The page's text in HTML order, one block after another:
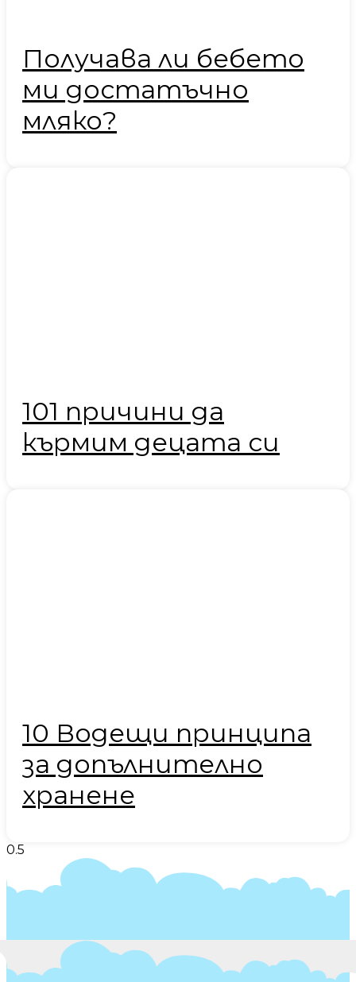
Получава ли бебето
ми достатъчно
мляко?
101 причини да
кърмим децата си
10 Водещи принципа
за допълнително
хранене